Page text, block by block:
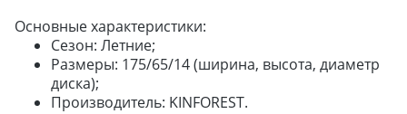
Основные характеристики:
Сезон: Летние;
Размеры: 175/65/14 (ширина, высота, диаметр
диска);
Производитель: KINFOREST.